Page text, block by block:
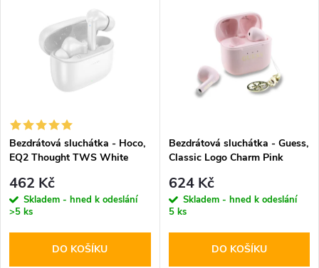
í
p
r
o
Abecedně
s
p
r
o
Bezdrátová sluchátka - Hoco,
EQ2 Thought TWS White
462 Kč
Skladem - hned k odeslání
>5 ks
DO KOŠÍKU
Bezdrátová sluchátka - Guess,
Classic Logo Charm Pink
624 Kč
Skladem - hned k odeslání
5 ks
DO KOŠÍKU